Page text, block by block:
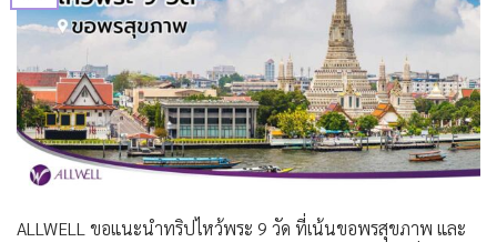
ALLWELL ขอแนะนำทริปไหว้พระ 9 วัด ที่เน้นขอพรสุขภาพ และ